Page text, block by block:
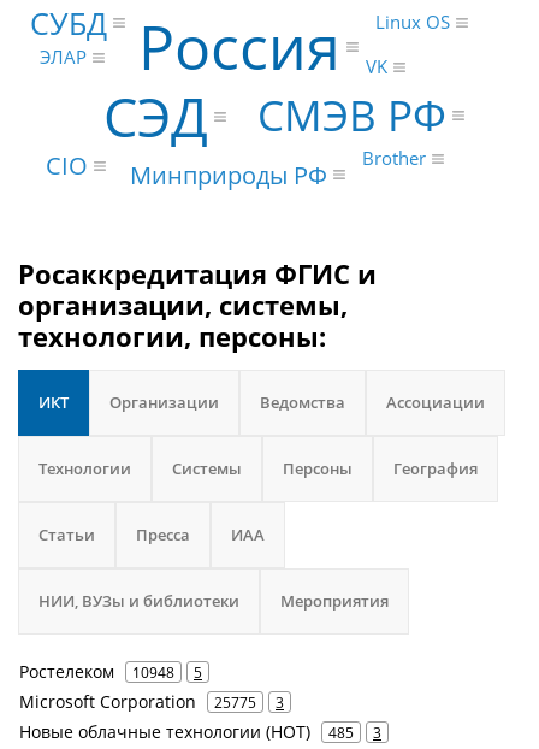
Россия
СЭД СМЭВ РФ
СУБД
CIO Минприроды РФ
VK
ЭЛАР
Brother
Linux OS
Росаккредитация ФГИС и
организации, системы,
технологии, персоны:
ИКТ Организации Ведомства Ассоциации
Технологии Системы Персоны География
Статьи Пресса ИАА
НИИ, ВУЗы и библиотеки Мероприятия
Ростелеком 10948 5
Microsoft Corporation 25775 3
Новые облачные технологии (НОТ) 485 3